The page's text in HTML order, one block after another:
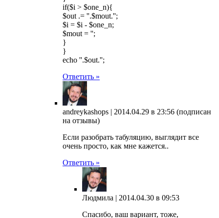
if($i > $one_n){
$out .= ''.$mout.'';
$i = $i - $one_n;
$mout = '';
}
}
echo ''.$out.'';
Ответить »
andreykashops | 2014.04.29 в 23:56 (подписан
на отзывы)
Если разобрать табуляцию, выглядит все
очень просто, как мне кажется..
Ответить »
Людмила | 2014.04.30 в 09:53
Спасибо, ваш вариант, тоже,